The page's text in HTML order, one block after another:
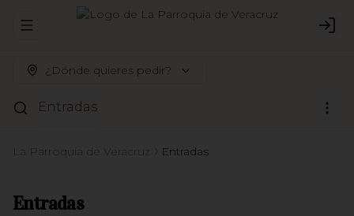
Abrir menu de navegación
¿Dónde quieres pedir?
Entradas
La Parroquia de Veracruz Entradas
Entradas